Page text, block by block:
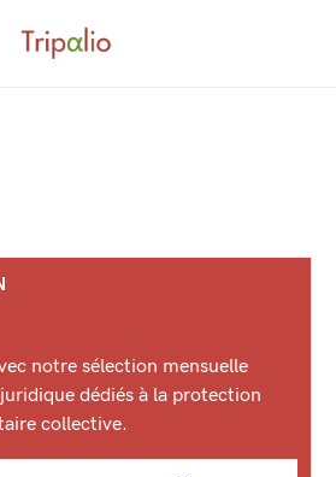
notre sélection mensuelle
juridique dédiés à la protection
collective.